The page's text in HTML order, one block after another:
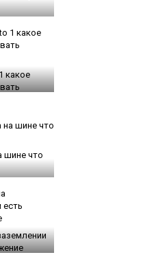
какое
шине что